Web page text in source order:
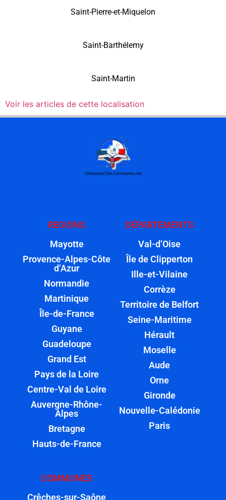
Saint-Pierre-et-Miquelon
Saint-Barthélemy
Saint-Martin
Voir les articles de cette localisation
REGIONS
Mayotte
Provence-Alpes-Côte
d’Azur
Normandie
Martinique
Île-de-France
Guyane
Guadeloupe
Grand Est
Pays de la Loire
Centre-Val de Loire
Auvergne-Rhône-
Alpes
Bretagne
Hauts-de-France
DÉPARTEMENTS
Val-d’Oise
Île de Clipperton
Ille-et-Vilaine
Corrèze
Territoire de Belfort
Seine-Maritime
Hérault
Moselle
Aude
Orne
Gironde
Nouvelle-Calédonie
Paris
COMMUNES
Crêches-sur-Saône